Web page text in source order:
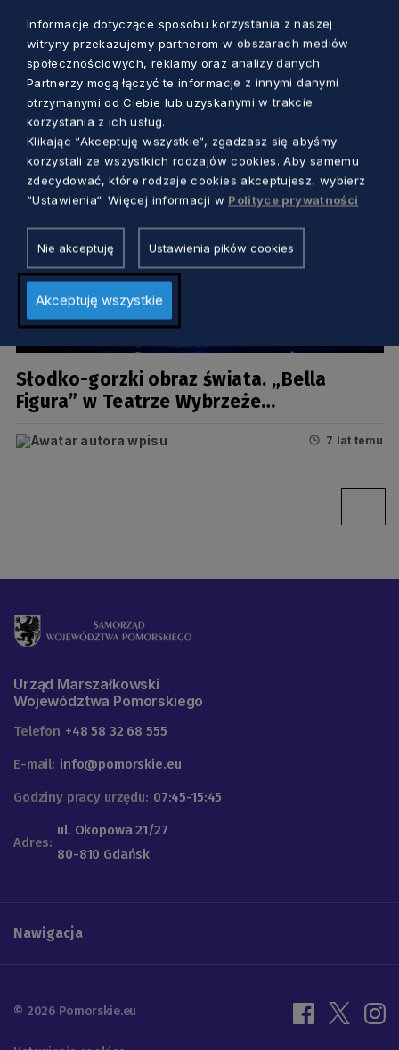
namiętności. „Fedra” w Teatrze
Wybrzeże [PREMIERA]
KULTURA
Słodko-gorzki obraz świata. „Bella
Figura” w Teatrze Wybrzeże
7 lat temu
Urząd Marszałkowski
Województwa Pomorskiego
Telefon +48 58 32 68 555
E-mail: info@pomorskie.eu
Godziny pracy urzędu: 07:45-15:45
Adres:
ul. Okopowa 21/27
80-810 Gdańsk
Nawigacja
© 2026 Pomorskie.eu
Informacje dotyczące sposobu korzystania z naszej
witryny przekazujemy partnerom w obszarach mediów
społecznościowych, reklamy oraz analizy danych.
Partnerzy mogą łączyć te informacje z innymi danymi
otrzymanymi od Ciebie lub uzyskanymi w trakcie
korzystania z ich usług.
Klikając “Akceptuję wszystkie“, zgadzasz się abyśmy
korzystali ze wszystkich rodzajów cookies. Aby samemu
zdecydować, które rodzaje cookies akceptujesz, wybierz
“Ustawienia“. Więcej informacji w Polityce prywatności
Nie akceptuję Ustawienia pików cookies
Akceptuję wszystkie